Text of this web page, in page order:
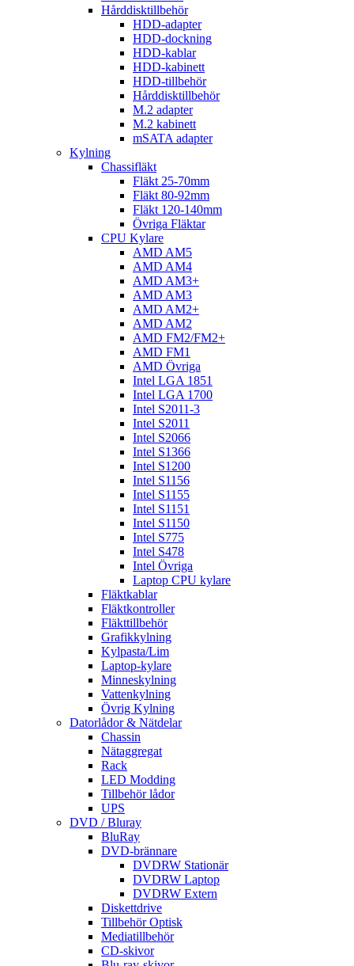
Hårddisktillbehör
HDD-adapter
HDD-dockning
HDD-kablar
HDD-kabinett
HDD-tillbehör
Hårddisktillbehör
M.2 adapter
M.2 kabinett
mSATA adapter
Kylning
Chassifläkt
Fläkt 25-70mm
Fläkt 80-92mm
Fläkt 120-140mm
Övriga Fläktar
CPU Kylare
AMD AM5
AMD AM4
AMD AM3+
AMD AM3
AMD AM2+
AMD AM2
AMD FM2/FM2+
AMD FM1
AMD Övriga
Intel LGA 1851
Intel LGA 1700
Intel S2011-3
Intel S2011
Intel S2066
Intel S1366
Intel S1200
Intel S1156
Intel S1155
Intel S1151
Intel S1150
Intel S775
Intel S478
Intel Övriga
Laptop CPU kylare
Fläktkablar
Fläktkontroller
Fläkttillbehör
Grafikkylning
Kylpasta/Lim
Laptop-kylare
Minneskylning
Vattenkylning
Övrig Kylning
Datorlådor & Nätdelar
Chassin
Nätaggregat
Rack
LED Modding
Tillbehör lådor
UPS
DVD / Bluray
BluRay
DVD-brännare
DVDRW Stationär
DVDRW Laptop
DVDRW Extern
Diskettdrive
Tillbehör Optisk
Mediatillbehör
CD-skivor